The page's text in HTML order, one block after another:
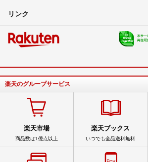
リンク
楽天のグループサービス
楽天市場
商品数は1億点以上
楽天ブックス
いつでも全品送料無料